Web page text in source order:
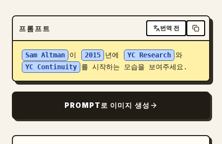
다운로드
블로그
업데이트
프롬프트 번역 전
Sam Altman 이 2015 년에 YC Research 와
YC Continuity
를 시작하는 모습을 보여주세요.
PROMPT로 이미지 생성